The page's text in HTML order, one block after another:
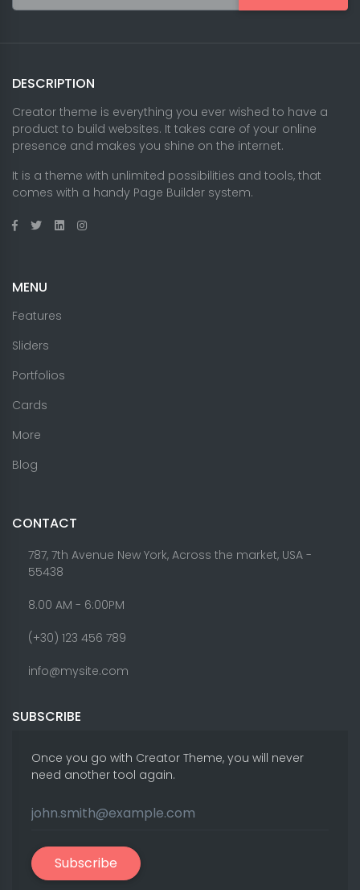
DESCRIPTION
Creator theme is everything you ever wished to have a
product to build websites. It takes care of your online
presence and makes you shine on the internet.
It is a theme with unlimited possibilities and tools, that
comes with a handy Page Builder system.
MENU
Features
Sliders
Portfolios
Cards
More
Blog
CONTACT
787, 7th Avenue New York, Across the market, USA -
55438
8.00 AM - 6:00PM
(+30) 123 456 789
info@mysite.com
SUBSCRIBE
Once you go with Creator Theme, you will never
need another tool again.
Subscribe